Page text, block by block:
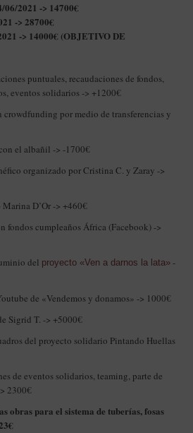
2021 -> 14700€
-> 28700€
-> 14000€ (OBJETIVO DE
puntuales, recaudaciones de fondos,
eventos solidarios -> +1200€
por medio de transferencias y
el albañil -> -1700€
organizado por Cristina C. y Zaray ->
D’Or -> +460€
fondos cumpleaños África (Facebook) ->
del proyecto «Ven a darnos la lata» -
de «Vendemos y donamos» -> 1000€
Sigrid T. -> +5000€
del proyecto solidario Pintando Huellas
de eventos solidarios, teaming, parte de
2300€
obras para el sistema de tuberías, fosas